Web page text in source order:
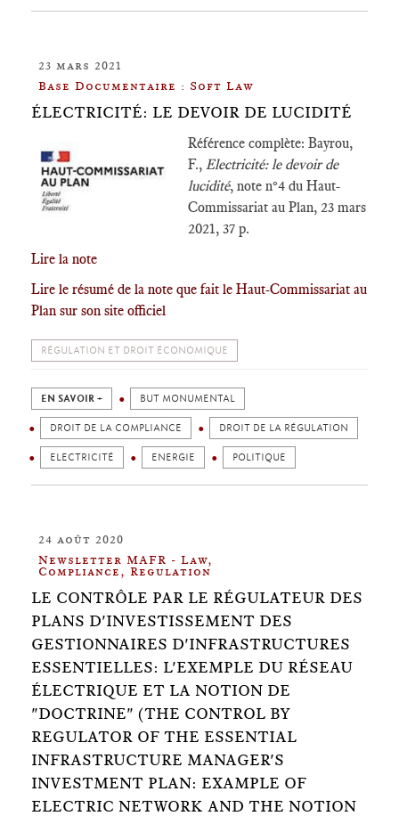
23 mars 2021
Base Documentaire : Soft Law
ÉLECTRICITÉ: LE DEVOIR DE LUCIDITÉ
Référence complète: Bayrou,
F., Electricité: le devoir de
lucidité, note n°4 du Haut-
Commissariat au Plan, 23 mars
2021, 37 p.
Lire la note
Lire le résumé de la note que fait le Haut-Commissariat au
Plan sur son site officiel
RÉGULATION ET DROIT ÉCONOMIQUE
EN SAVOIR + BUT MONUMENTAL
DROIT DE LA COMPLIANCE DROIT DE LA RÉGULATION
ELECTRICITÉ ENERGIE POLITIQUE
24 août 2020
Newsletter MAFR - Law,
Compliance, Regulation
LE CONTRÔLE PAR LE RÉGULATEUR DES
PLANS D'INVESTISSEMENT DES
GESTIONNAIRES D'INFRASTRUCTURES
ESSENTIELLES: L'EXEMPLE DU RÉSEAU
ÉLECTRIQUE ET LA NOTION DE
"DOCTRINE" (THE CONTROL BY
REGULATOR OF THE ESSENTIAL
INFRASTRUCTURE MANAGER'S
INVESTMENT PLAN: EXAMPLE OF
ELECTRIC NETWORK AND THE NOTION